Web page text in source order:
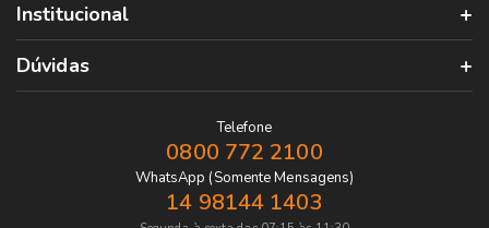
Institucional
Dúvidas
Telefone
0800 772 2100
WhatsApp (Somente Mensagens)
14 98144 1403